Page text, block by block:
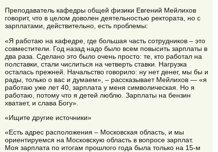
Преподаватель кафедры общей физики Евгений Мейлихов
говорит, что в целом доволен деятельностью ректората, но с
зарплатами, действительно, есть проблемы:
«Я работаю на кафедре, где большая часть сотрудников – это
совместители. Год назад надо было всем повысить зарплаты в
два раза. Сделано это было очень просто: те, кто работал на
полставки, стали числиться на четверть ставки. Нагрузка
осталась прежней. Начальство говорило: ну нет денег, мы бы и
рады, только о вас и думаем», – рассказывает Мейлихов — «я
работаю уже лет 40, зарплата у меня символическая. Но я
работаю, потому что я детей люблю. Зарплаты на бензин
хватает, и слава Богу».
«Ищите другие источники»
«Есть адрес расположения – Московская область, и мы
ориентируемся на Московскую область в вопросе зарплат.
Моя зарплата по итогам прошлого года была только на 15-м